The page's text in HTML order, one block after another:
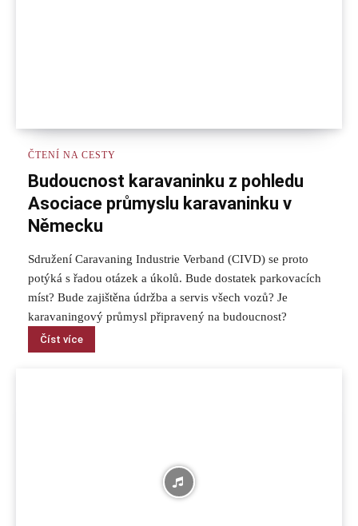
ČTENÍ NA CESTY
Budoucnost karavaninku z pohledu
Asociace průmyslu karavaninku v
Německu
Sdružení Caravaning Industrie Verband (CIVD) se proto
potýká s řadou otázek a úkolů. Bude dostatek parkovacích
míst? Bude zajištěna údržba a servis všech vozů? Je
karavaningový průmysl připravený na budoucnost?
Číst více